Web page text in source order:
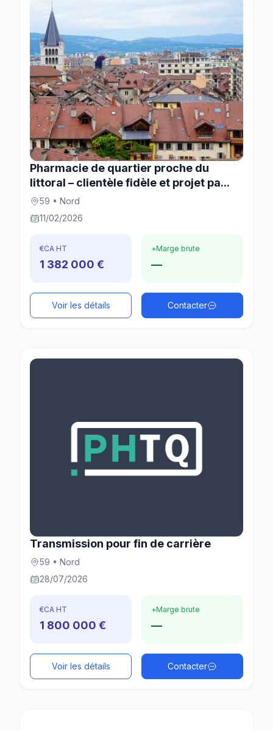
Pharmacie de quartier proche du
littoral – clientèle fidèle et projet pa...
59 • Nord
11/02/2026
€CA HT
1 382 000 €
+Marge brute
—
Voir les détails Contacter
Transmission pour fin de carrière
59 • Nord
28/07/2026
€CA HT
1 800 000 €
+Marge brute
—
Voir les détails Contacter